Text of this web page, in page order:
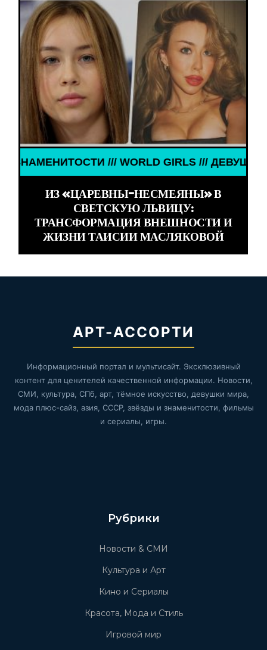
/// WORLD GIRLS /// ДЕВУШКИ
ИЗ «ЦАРЕВНЫ-НЕСМЕЯНЫ» В
СВЕТСКУЮ ЛЬВИЦУ:
ТРАНСФОРМАЦИЯ ВНЕШНОСТИ И
ЖИЗНИ ТАИСИИ МАСЛЯКОВОЙ
АРТ-АССОРТИ
Информационный портал и мультисайт. Эксклюзивный
контент для ценителей качественной информации. Новости,
СМИ, культура, СПб, арт, тёмное искусство, девушки мира,
мода плюс-сайз, азия, СССР, звёзды и знаменитости, фильмы
и сериалы, игры.
Рубрики
Новости & СМИ
Культура и Арт
Кино и Сериалы
Красота, Мода и Стиль
Игровой мир